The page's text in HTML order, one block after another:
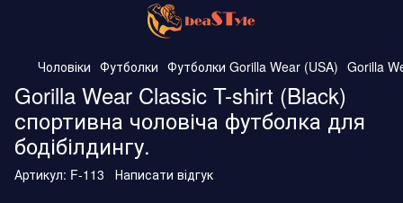
Чоловіки Футболки Футболки Gorilla Wear (USA) Gorilla
Gorilla Wear Classic T-shirt (Black)
спортивна чоловіча футболка для
бодібілдингу.
Артикул: F-113 Написати відгук